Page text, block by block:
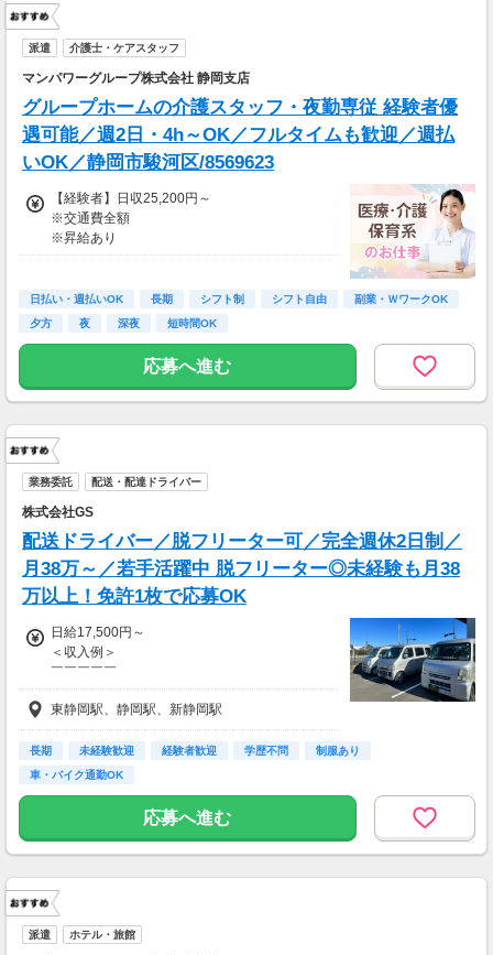
派遣 介護士・ケアスタッフ
マンパワーグループ株式会社 静岡支店
グループホームの介護スタッフ・夜勤専従 経験者優
遇可能／週2日・4h～OK／フルタイムも歓迎／週払
いOK／静岡市駿河区/8569623
【経験者】日収25,200円～
※交通費全額
※昇給あり
◎日勤／経験者の場合
・月収252,000円（日収25,200円×月10回勤
※実働8時間以上からは更に時給25％UP
※資格手当あり（時給50円～UP/資格の種類に
よって異なる）
支払方法：週払い
※週払いOK（規定あり）
→金曜日締め最短翌週火曜日にお給料GET♪
（稼働開始時は手続き完了次第となります）
交通費：別途全額支給
合あり（応相談）
日払い・週払いOK 長期 シフト制 シフト自由
副業・ＷワークOK
夕方
夜 深夜 短時間OK
応募へ進む
業務委託 配送・配達ドライバー
株式会社GS
配送ドライバー／脱フリーター可／完全週休2日制／
月38万～／若手活躍中 脱フリーター◎未経験も月38
万以上！免許1枚で応募OK
日給17,500円～
＜収入例＞
￣￣￣￣￣
日当17,500円の場合
…月22日勤務（完全週休2日制）で
《 月収38万5,000円 》
●週払い可能
時給で換算すると…
バイトよりも
コスパよく稼ぐことが出来ますよ◎
東静岡駅、静岡駅、新静岡駅
長期 未経験歓迎 経験者歓迎 学歴不問
制服あり
車・バイク通勤OK
応募へ進む
派遣 ホテル・旅館